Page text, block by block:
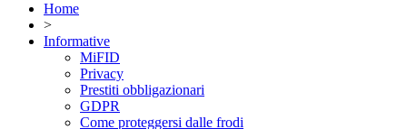
Home
>
Informative
MiFID
Privacy
Prestiti obbligazionari
GDPR
Come proteggersi dalle frodi